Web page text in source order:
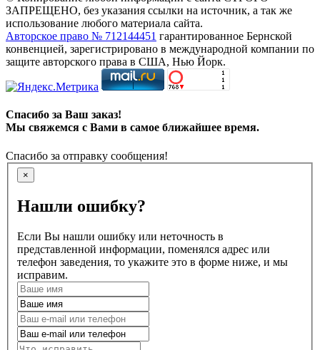
ЗАПРЕЩЕНО, без указания ссылки на источник, а так же
использование любого материала сайта.
Авторское право № 712144451 гарантированное Бернской
конвенцией, зарегистрировано в международной компании по
защите авторского права в США, Нью Йорк.
Спасибо за Ваш заказ!
Мы свяжемся с Вами в самое ближайшее время.
Спасибо за отправку сообщения!
×
Нашли ошибку?
Если Вы нашли ошибку или неточность в
представленной информации, поменялся адрес или
телефон заведения, то укажите это в форме ниже, и мы
исправим.